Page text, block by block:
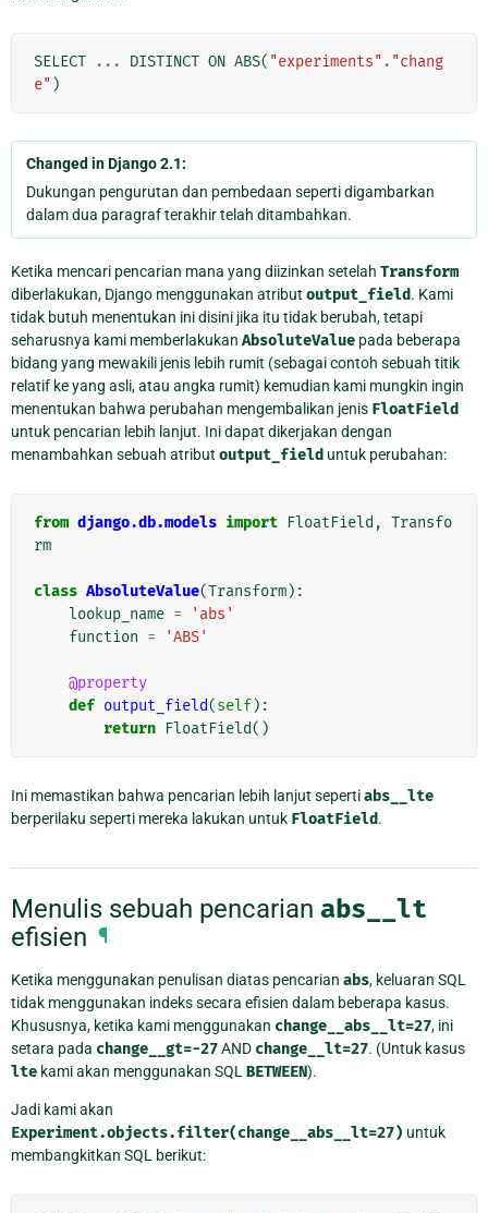
SELECT ... DISTINCT ON ABS( "experiments" . "chang
e" )
Changed in Django 2.1:
Dukungan pengurutan dan pembedaan seperti digambarkan
dalam dua paragraf terakhir telah ditambahkan.
Ketika mencari pencarian mana yang diizinkan setelah Transform
diberlakukan, Django menggunakan atribut output_field. Kami
tidak butuh menentukan ini disini jika itu tidak berubah, tetapi
seharusnya kami memberlakukan AbsoluteValue pada beberapa
bidang yang mewakili jenis lebih rumit (sebagai contoh sebuah titik
relatif ke yang asli, atau angka rumit) kemudian kami mungkin ingin
menentukan bahwa perubahan mengembalikan jenis FloatField
untuk pencarian lebih lanjut. Ini dapat dikerjakan dengan
menambahkan sebuah atribut output_field untuk perubahan:
from django.db.models import FloatField , Transfo
rm
class AbsoluteValue(Transform):
lookup_name =
'abs'
function = 'ABS'
@property
def output_field(self):
return FloatField()
Ini memastikan bahwa pencarian lebih lanjut sepertiabs__lte
berperilaku seperti mereka lakukan untuk FloatField.
Menulis sebuah pencarian abs__lt
efisien ¶
Ketika menggunakan penulisan diatas pencarian abs, keluaran SQL
tidak menggunakan indeks secara efisien dalam beberapa kasus.
Khususnya, ketika kami menggunakan change__abs__lt=27, ini
setara pada change__gt=-27AND change__lt=27. (Untuk kasus
lte kami akan menggunakan SQLBETWEEN).
Jadi kami akan
Experiment.objects.filter(change__abs__lt=27) untuk
membangkitkan SQL berikut: